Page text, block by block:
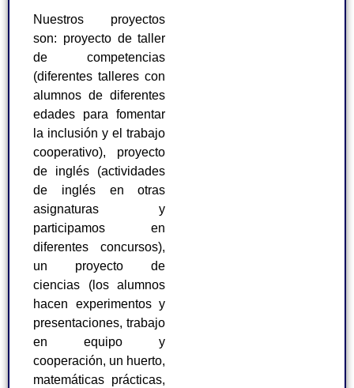
Nuestros proyectos
son: proyecto de taller
de competencias
(diferentes talleres con
alumnos de diferentes
edades para fomentar
la inclusión y el trabajo
cooperativo), proyecto
de inglés (actividades
de inglés en otras
asignaturas y
participamos en
diferentes concursos),
un proyecto de
ciencias (los alumnos
hacen experimentos y
presentaciones, trabajo
en equipo y
cooperación, un huerto,
matemáticas prácticas,